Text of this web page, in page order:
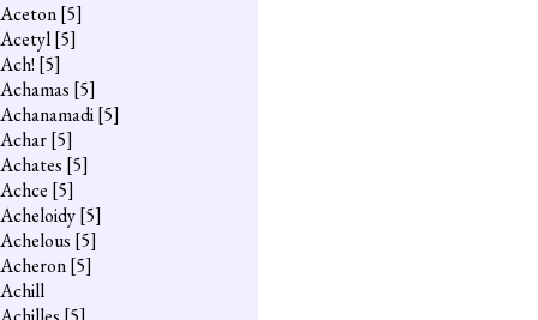
Aceton[5]
Acetyl[5]
Ach! [5]
Achamas [5]
Achanamadi[5]
Achar[5]
Achates [5]
Achce [5]
Acheloidy[5]
Achelous [5]
Acheron[5]
Achill